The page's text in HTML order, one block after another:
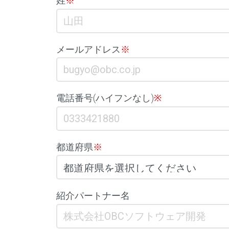
メールアドレス ※
電話番号(ハイフンなし)※
都道府県※
紹介パートナー名